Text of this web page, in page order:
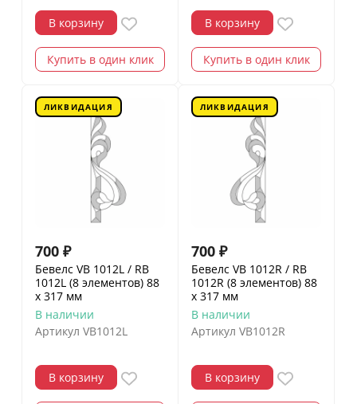
В корзину
Купить в один клик
В корзину
Купить в один клик
ЛИКВИДАЦИЯ
700 ₽
Бевелс VB 1012L / RB
1012L (8 элементов) 88
х 317 мм
В наличии
Артикул VB1012L
В корзину
ЛИКВИДАЦИЯ
700 ₽
Бевелс VB 1012R / RB
1012R (8 элементов) 88
х 317 мм
В наличии
Артикул VB1012R
В корзину